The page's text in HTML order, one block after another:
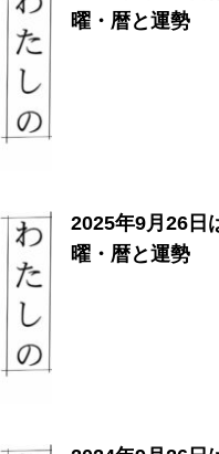
曜・暦と運勢
2025年9月26日
曜・暦と運勢